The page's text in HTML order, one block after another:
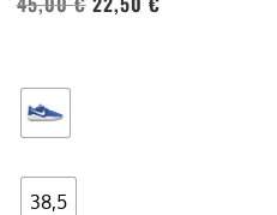
38,5
pagina
del